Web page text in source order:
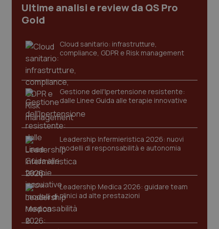
Ultime analisi e review da QS Pro
Gold
Cloud sanitario: infrastrutture,
compliance, GDPR e Risk management
Gestione dell'Ipertensione resistente:
dalle Linee Guida alle terapie innovative
Leadership Infermieristica 2026: nuovi
modelli di responsabilità e autonomia
Leadership Medica 2026: guidare team
clinici ad alte prestazioni
CookieScriptConsent
CookieScript
www.quotidianosanita.it
tracking-sites-ironfish-